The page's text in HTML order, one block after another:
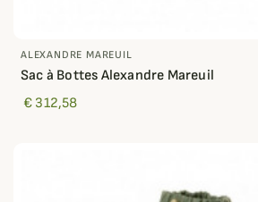
ALEXANDRE MAREUIL
Sac à Bottes Alexandre Mareuil
€ 312,58